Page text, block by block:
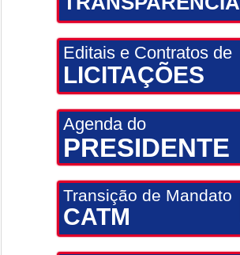
Editais e Contratos de
LICITAÇÕES
Agenda do
PRESIDENTE
Transição de Mandato
CATM